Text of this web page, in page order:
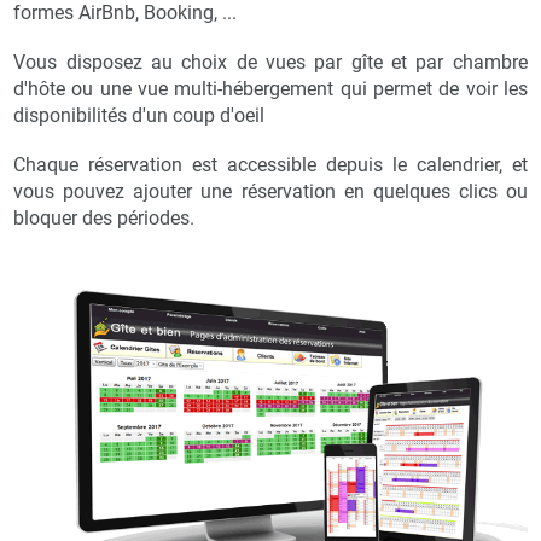
formes AirBnb, Booking, ...
Vous disposez au choix de vues par gîte et par chambre
d'hôte ou une vue multi-hébergement qui permet de voir les
disponibilités d'un coup d'oeil
Chaque réservation est accessible depuis le calendrier, et
vous pouvez ajouter une réservation en quelques clics ou
bloquer des périodes.